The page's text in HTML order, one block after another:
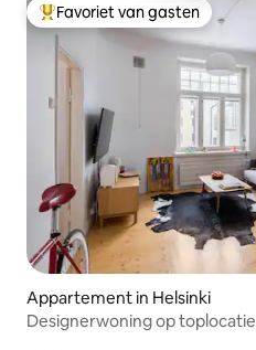
Topfavoriet van gasten
Favoriet van gasten
Appartement in Helsinki
Designerwoning op toplocatie